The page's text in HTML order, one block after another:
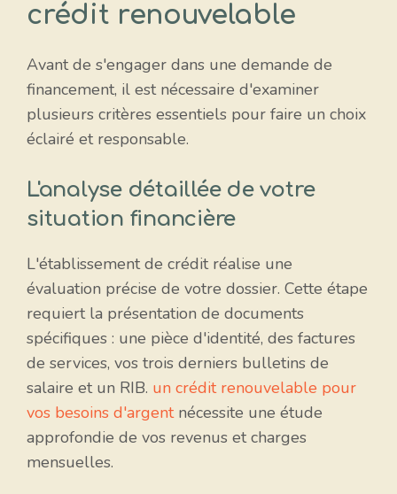
crédit renouvelable
Avant de s'engager dans une demande de
financement, il est nécessaire d'examiner
plusieurs critères essentiels pour faire un choix
éclairé et responsable.
L'analyse détaillée de votre
situation financière
L'établissement de crédit réalise une
évaluation précise de votre dossier. Cette étape
requiert la présentation de documents
spécifiques : une pièce d'identité, des factures
de services, vos trois derniers bulletins de
salaire et un RIB. un crédit renouvelable pour
vos besoins d'argentnécessite une étude
approfondie de vos revenus et charges
mensuelles.